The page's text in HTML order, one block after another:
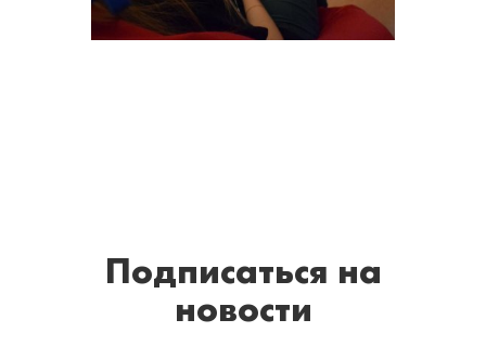
Подписаться на
новости